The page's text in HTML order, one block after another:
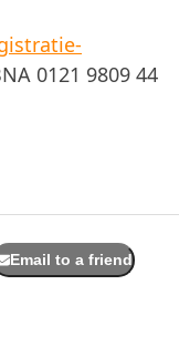
0121 9809 44
Email to a friend